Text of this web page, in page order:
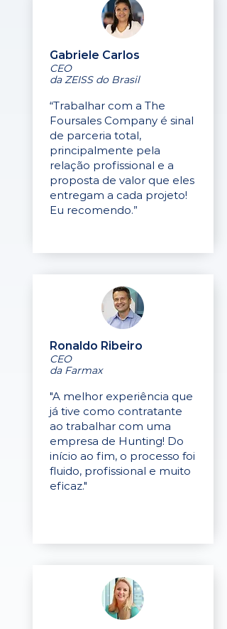
Gabriele Carlos
CEO
da ZEISS do Brasil
“Trabalhar com a The
Foursales Company é sinal
de parceria total,
principalmente pela
relação profissional e a
proposta de valor que eles
entregam a cada projeto!
Eu recomendo.”
Ronaldo Ribeiro
CEO
da Farmax
"A melhor experiência que
já tive como contratante
ao trabalhar com uma
empresa de Hunting! Do
início ao fim, o processo foi
fluido, profissional e muito
eficaz."